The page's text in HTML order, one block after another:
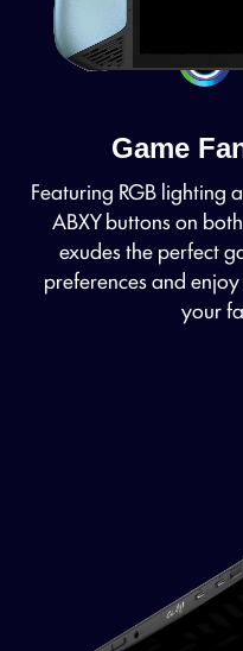
Game
Featuring RGB lighting
ABXY buttons on
exudes the perfect
preferences and
your